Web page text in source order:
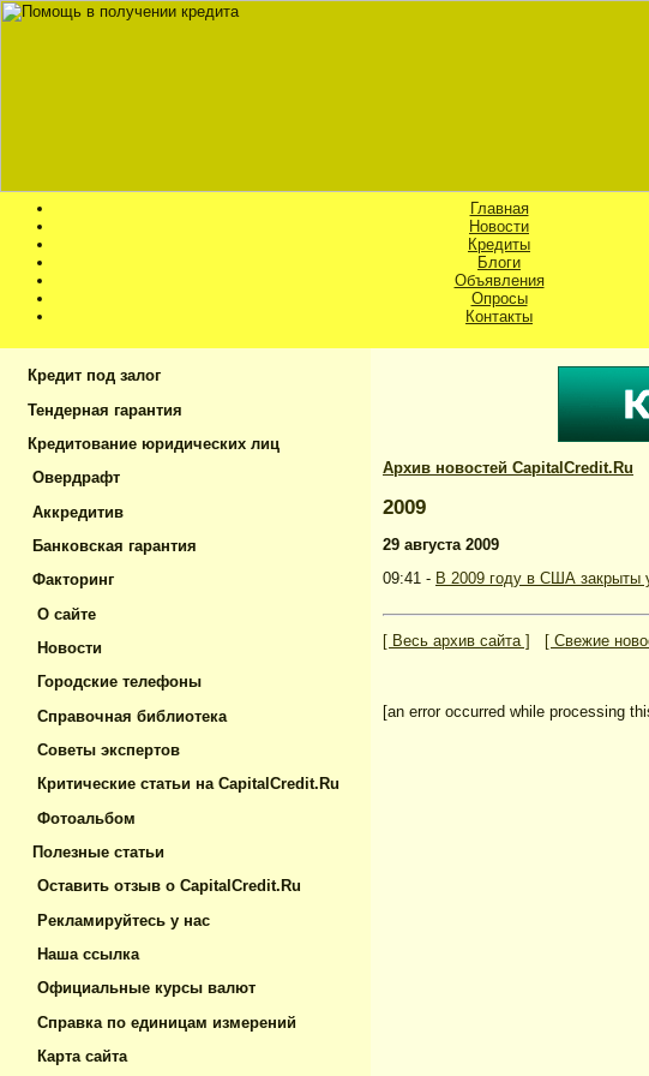
Главная
Новости
Кредиты
Блоги
Объявления
Опросы
Контакты
Кредит под залог
Тендерная гарантия
Кредитование юридических лиц
Овердрафт
Аккредитив
Банковская гарантия
Факторинг
О сайте
Новости
Городские телефоны
Справочная библиотека
Советы экспертов
Критические статьи на CapitalCredit.Ru
Фотоальбом
Полезные статьи
Оставить отзыв о CapitalCredit.Ru
Рекламируйтесь у нас
Наша ссылка
Официальные курсы валют
Справка по единицам измерений
Карта сайта
Архив новостей CapitalCredit.Ru
2009
29 августа 2009
09:41 - В 2009 году в США закрыты
[ Весь архив сайта ] [ Свежие
[an error occurred while processing